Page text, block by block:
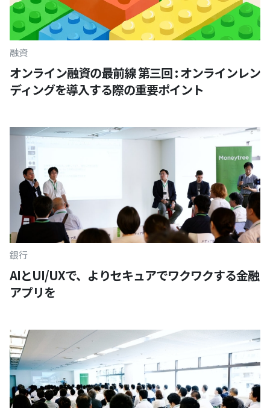
融資
オンライン融資の最前線 第三回 : オンラインレン
ディングを導入する際の重要ポイント
銀行
AIとUI/UXで、よりセキュアでワクワクする金融
アプリを